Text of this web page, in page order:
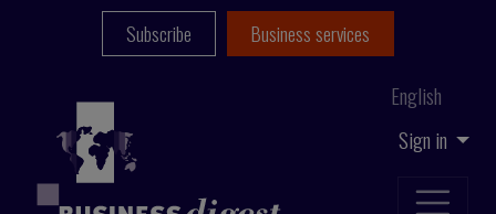
Sign in
English
Subscribe Business services